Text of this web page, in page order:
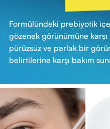
Formülündeki prebiyotik
gözenek görünümüne
pürüzsüz ve parlak bir
belirtilerine karşı bakım